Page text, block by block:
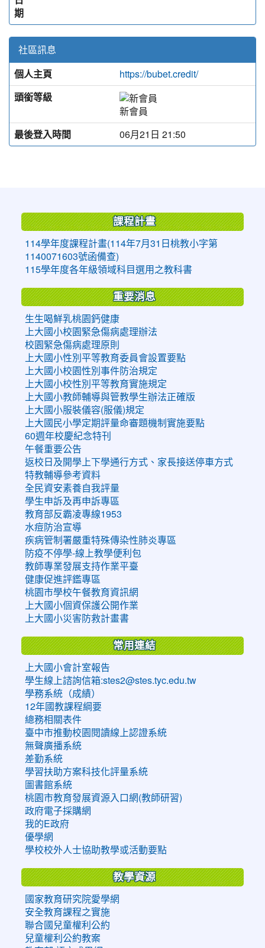
期
社區訊息
個人主頁
https://bubet.credit/
頭銜等級
新會員
最後登入時間
06月21日 21:50
課程計畫
114學年度課程計畫(114年7月31日桃教小字第
1140071603號函備查)
115學年度各年級領域科目選用之教科書
重要消息
生生喝鮮乳桃園鈣健康
上大國小校園緊急傷病處理辦法
校園緊急傷病處理原則
上大國小性別平等教育委員會設置要點
上大國小校園性別事件防治規定
上大國小校性別平等教育實施規定
上大國小教師輔導與管教學生辦法正確版
上大國小服裝儀容(服儀)規定
上大國民小學定期評量命審題機制實施要點
60週年校慶紀念特刊
午餐重要公告
返校日及開學上下學通行方式、家長接送停車方式
特教輔導參考資料
全民資安素養自我評量
學生申訴及再申訴專區
教育部反霸凌專線1953
水痘防治宣導
疾病管制署嚴重特殊傳染性肺炎專區
防疫不停學-線上教學便利包
教師專業發展支持作業平臺
健康促進評鑑專區
桃園市學校午餐教育資訊網
上大國小個資保護公開作業
上大國小災害防救計畫書
常用連結
上大國小會計室報告
學生線上諮詢信箱:stes2@stes.tyc.edu.tw
學務系統（成績）
12年國教課程綱要
總務相關表件
臺中市推動校園閱讀線上認證系統
無聲廣播系統
差勤系統
學習扶助方案科技化評量系統
圖書館系統
桃園市教育發展資源入口網(教師研習)
政府電子採購網
我的E政府
優學網
學校校外人士協助教學或活動要點
教學資源
國家教育研究院愛學網
安全教育課程之實施
聯合國兒童權利公約
兒童權利公約教案